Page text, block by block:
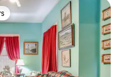
plus appréciés